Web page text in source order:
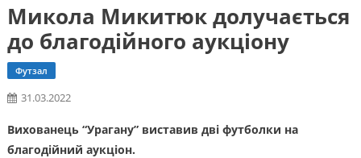
Микола Микитюк долучається
до благодійного аукціону
Футзал
31.03.2022
Вихованець “Урагану” виставив дві футболки на
благодійний аукціон.